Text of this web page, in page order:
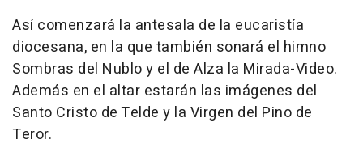
Así comenzará la antesala de la eucaristía
diocesana, en la que también sonará el himno
Sombras del Nublo y el de Alza la Mirada-Video.
Además en el altar estarán las imágenes del
Santo Cristo de Telde y la Virgen del Pino de
Teror.